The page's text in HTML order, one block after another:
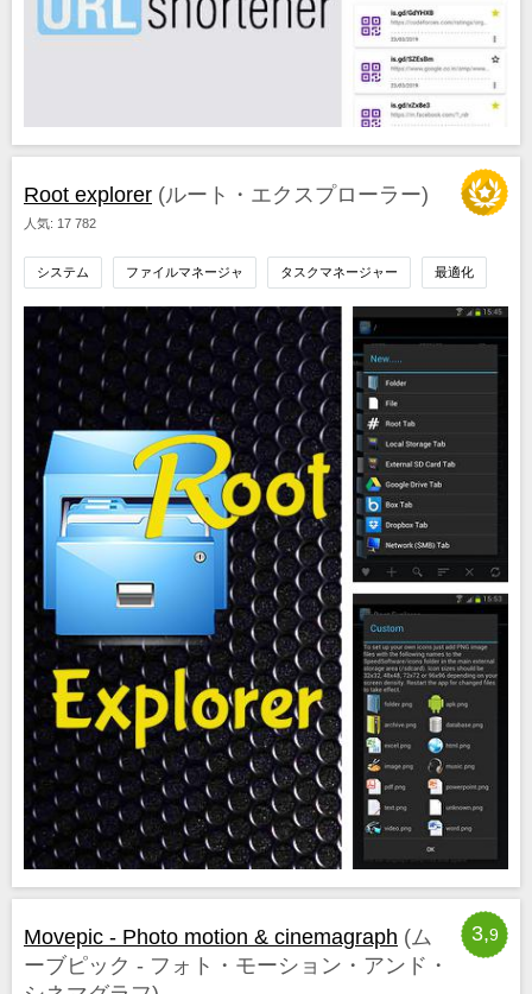
Root explorer (ルート・エクスプローラー)
人気: 17 782
システム ファイルマネージャ タスクマネージャー 最適化
3,9
Movepic - Photo motion & cinemagraph (ム
ーブピック - フォト・モーション・アンド・